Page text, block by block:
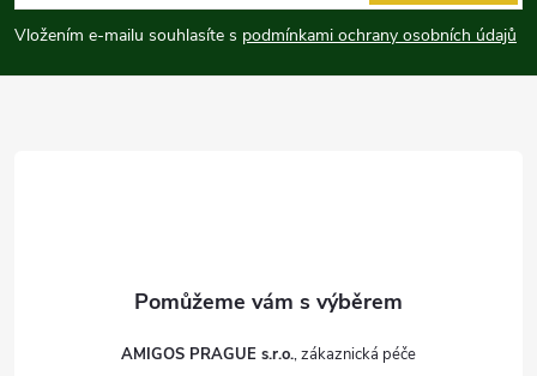
p
a
Vložením e-mailu souhlasíte s podmínkami ochrany osobních údajů
AMIGOS PRAGUE s.r.o.